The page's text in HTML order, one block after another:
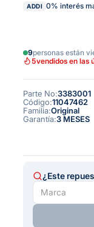
ADDI 0% interés
9personas están
5vendidos en las
Parte No:3383001
Código:11047462
Familia:Original
Garantía:3 MESES
¿Este